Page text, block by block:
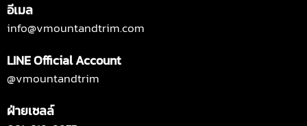
อีเมล
info@vmountandtrim.com
LINE Official Account
@vmountandtrim
ฝ่ายเซลล์